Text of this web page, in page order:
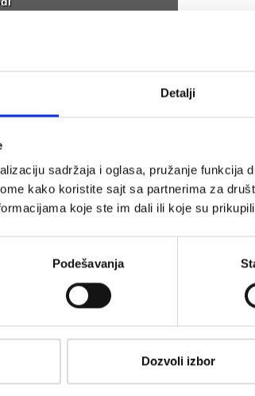
Detalji
sadržaja i oglasa, pružanje funkcija
kako koristite sajt sa partnerima za
koje ste im dali ili koje su
Podešavanja
Dozvoli izbor
i noge-
1 kg
rsd
LKW-1223-0,5 kg
2.290 rsd
akcijama,